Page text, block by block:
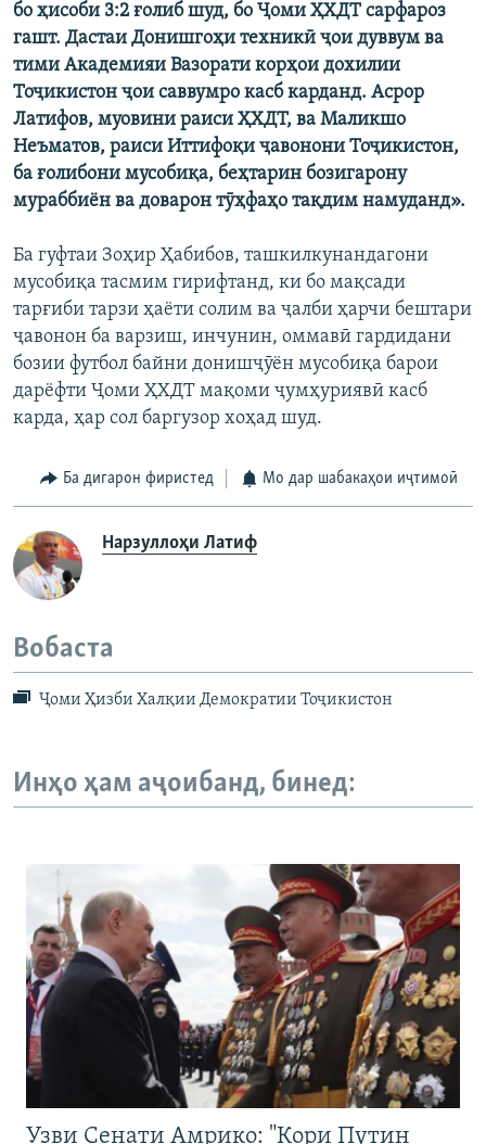
бо ҳисоби 3:2 ғолиб шуд, бо Ҷоми ҲХДТ сарфароз
гашт. Дастаи Донишгоҳи техникӣ ҷои дуввум ва
тими Академияи Вазорати корҳои дохилии
Тоҷикистон ҷои саввумро касб карданд. Асрор
Латифов, муовини раиси ҲХДТ, ва Маликшо
Неъматов, раиси Иттифоқи ҷавонони Тоҷикистон,
ба ғолибони мусобиқа, беҳтарин бозигарону
мураббиён ва доварон тӯҳфаҳо тақдим намуданд».
Ба гуфтаи Зоҳир Ҳабибов, ташкилкунандагони
мусобиқа тасмим гирифтанд, ки бо мақсади
тарғиби тарзи ҳаёти солим ва ҷалби ҳарчи бештари
ҷавонон ба варзиш, инчунин, оммавӣ гардидани
бозии футбол байни донишҷӯён мусобиқа барои
дарёфти Ҷоми ҲХДТ мақоми ҷумҳуриявӣ касб
карда, ҳар сол баргузор хоҳад шуд.
Ба дигарон фиристед Мо дар шабакаҳои иҷтимоӣ
Нарзуллоҳи Латиф
Вобаста
Ҷоми Ҳизби Халқии Демократии Тоҷикистон
Инҳо ҳам аҷоибанд, бинед:
Узви Сенати Амрико: "Кори Путин